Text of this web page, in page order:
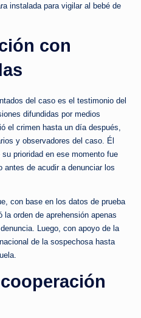
instalada para vigilar al bebé de
con
del caso es el testimonio del
difundidas por medios
el crimen hasta un día después,
y observadores del caso. Él
prioridad en ese momento fue
antes de acudir a denunciar los
con base en los datos de prueba
orden de aprehensión apenas
Luego, con apoyo de la
de la sospechosa hasta